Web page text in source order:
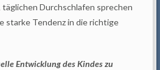
Durchschlafen sprechen
starke Tendenz in die richtige
Entwicklung des Kindes zu